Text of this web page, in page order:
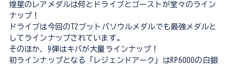
煌星のレアメダルは何とドライブとゴーストが堂々のライン
ナップ！
ドライブは今回のT2ブットバソウルメダルでも最強メダルと
してラインナップされています。
そのほか、9弾はキバが大量ラインナップ！
初ラインナップとなる「レジェンドアーク」はRP6000の白銀